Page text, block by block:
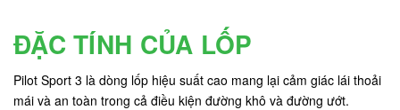
ĐẶC TÍNH CỦA LỐP
Pilot Sport 3 là dòng lốp hiệu suất cao mang lại cảm giác lái thoải
mái và an toàn trong cả điều kiện đường khô và đường ướt.